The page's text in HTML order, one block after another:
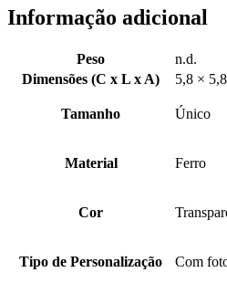
Informação adicional
Peso
n.d.
Dimensões (C x L x A)
5,8 ×
Tamanho Único
Material Ferro
Cor
Tipo de Personalização Com